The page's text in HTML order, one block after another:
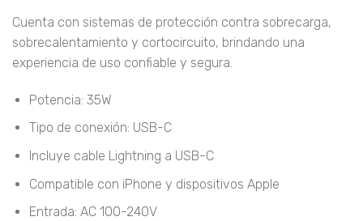
Cuenta con sistemas de protección contra sobrecarga,
sobrecalentamiento y cortocircuito, brindando una
experiencia de uso confiable y segura.
Potencia: 35W
Tipo de conexión: USB-C
Incluye cable Lightning a USB-C
Compatible con iPhone y dispositivos Apple
Entrada: AC 100-240V